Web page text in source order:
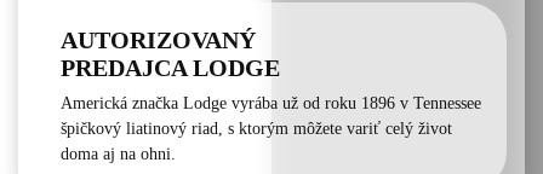
AUTORIZOVANÝ
PREDAJCA LODGE
Americká značka Lodge vyrába už od roku 1896 v Tennessee
špičkový liatinový riad, s ktorým môžete variť celý život
doma aj na ohni.